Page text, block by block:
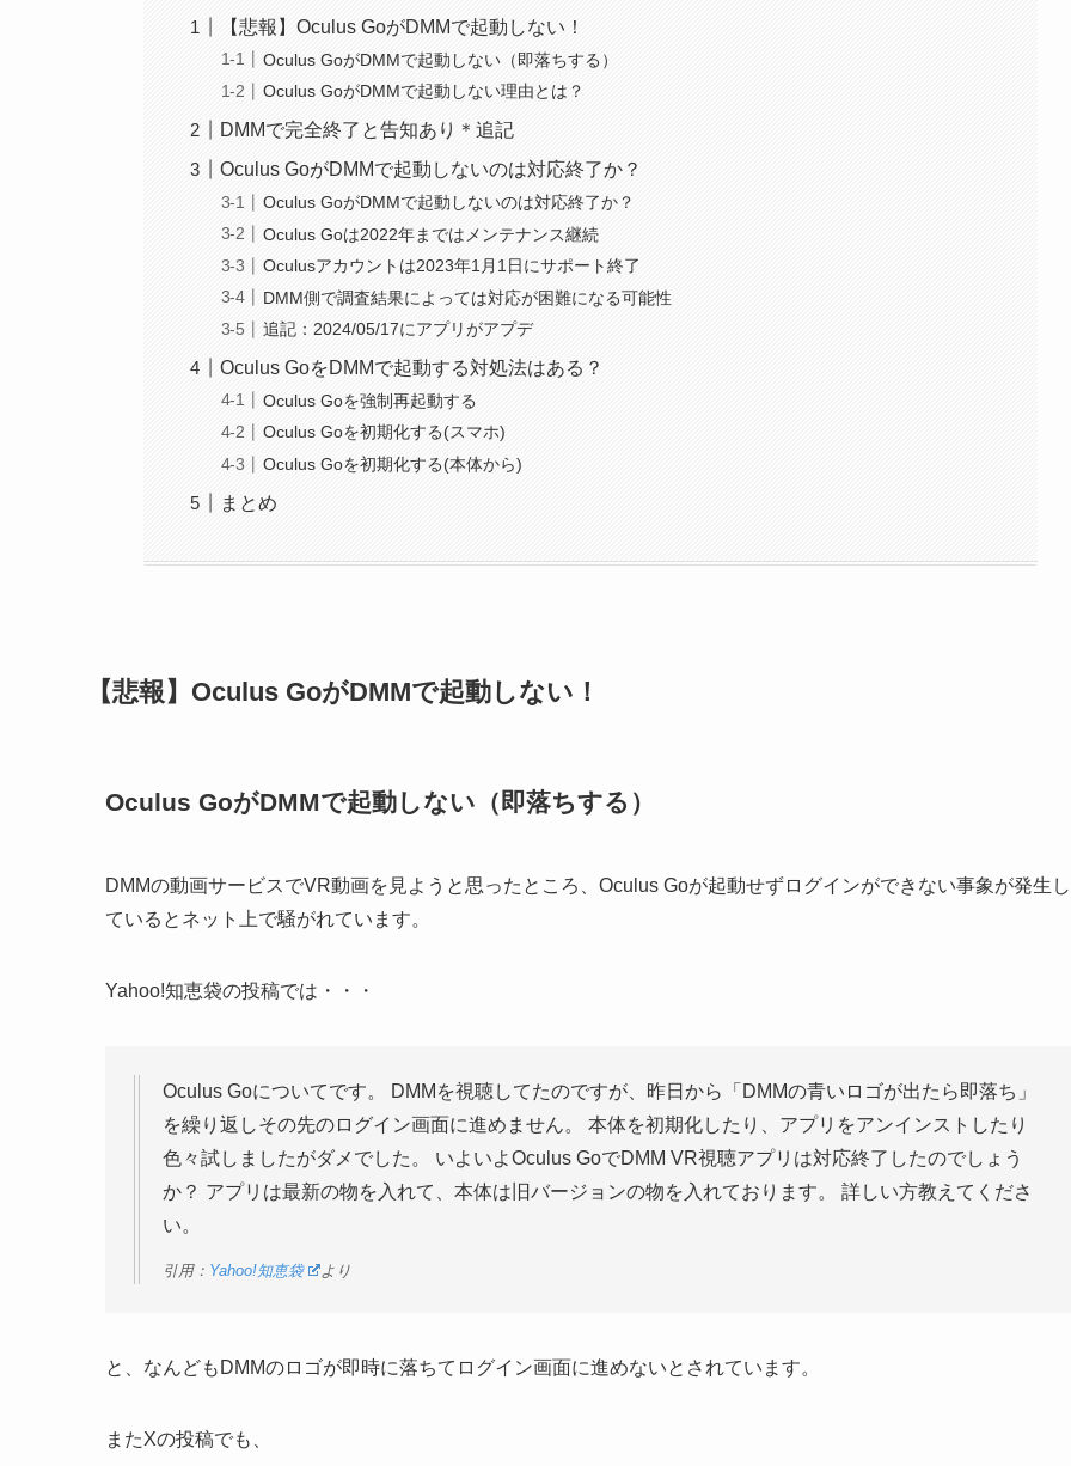
【悲報】Oculus GoがDMMで起動しない！
Oculus GoがDMMで起動しない（即落ちする）
Oculus GoがDMMで起動しない理由とは？
DMMで完全終了と告知あり＊追記
Oculus GoがDMMで起動しないのは対応終了か？
Oculus GoがDMMで起動しないのは対応終了か？
Oculus Goは2022年まではメンテナンス継続
Oculusアカウントは2023年1月1日にサポート終了
DMM側で調査結果によっては対応が困難になる可能性
追記：2024/05/17にアプリがアプデ
Oculus GoをDMMで起動する対処法はある？
Oculus Goを強制再起動する
Oculus Goを初期化する(スマホ)
Oculus Goを初期化する(本体から)
まとめ
【悲報】Oculus GoがDMMで起動しない！
Oculus GoがDMMで起動しない（即落ちする）
DMMの動画サービスでVR動画を見ようと思ったところ、Oculus Goが起動せずログインができない事象が発生し
ているとネット上で騒がれています。
Yahoo!知恵袋の投稿では・・・
Oculus Goについてです。 DMMを視聴してたのですが、昨日から「DMMの青いロゴが出たら即落ち」
を繰り返しその先のログイン画面に進めません。 本体を初期化したり、アプリをアンインストしたり
色々試しましたがダメでした。 いよいよOculus GoでDMM VR視聴アプリは対応終了したのでしょう
か？ アプリは最新の物を入れて、本体は旧バージョンの物を入れております。 詳しい方教えてくださ
い。
引用： Yahoo!知恵袋 より
と、なんどもDMMのロゴが即時に落ちてログイン画面に進めないとされています。
またXの投稿でも、